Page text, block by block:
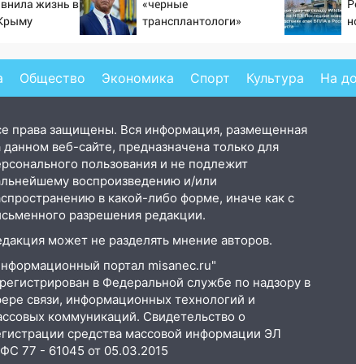
жизнь в
«черные
трансплантологи»
Общество Экономика Спорт Культура На
права защищены. Вся информация, размещенная
данном веб-сайте, предназначена только для
пользования и не подлежит
воспроизведению и/или
в какой-либо форме, иначе как с
разрешения редакции.
может не разделять мнение авторов.
портал misanec.ru"
в Федеральной службе по надзору в
связи, информационных технологий и
коммуникаций. Свидетельство о
средства массовой информации ЭЛ
77 - 61045 от 05.03.2015